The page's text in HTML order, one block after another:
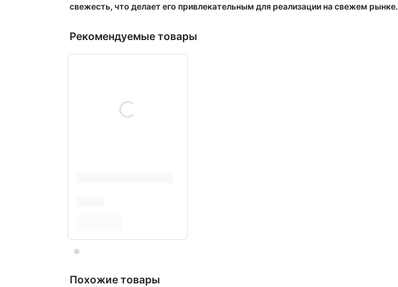
свежесть, что делает его привлекательным для реализации на свежем рынке.
Рекомендуемые товары
Похожие товары